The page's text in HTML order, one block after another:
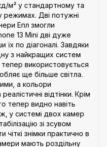
м² у стандартному та
режимах. Дві потужні
Епл змогли
13 Mini дві дуже
по діагоналі. Завдяки
з найкращих систем
використовується
ще більше світла.
а кольори
відтінки. Крім
тепер видно навіть
у системі двох камер
зі зсувом
знімки практично в
мають роздільну